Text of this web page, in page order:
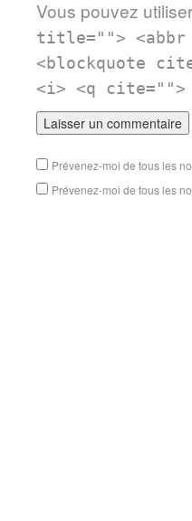
Vous pouvez
title=""> <abbr
<blockquote
<i> <q cite="">
Prévenez-moi de tous les
Prévenez-moi de tous les